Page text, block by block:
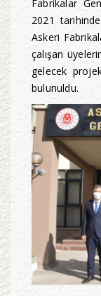
Fabrikalar
2021
Askeri
çalışan
gelecek
bulunuldu.